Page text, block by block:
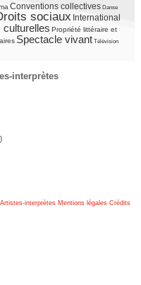
Conventions collectives Danse
sociaux International
culturelles Propriété littéraire et
Spectacle vivant Télévision
interprètes
interprètes Mentions légales Crédits